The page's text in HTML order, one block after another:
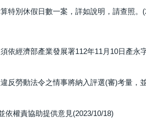
特別休假日數一案，詳如說明，請查照。
經濟部產業發展署112年11月10日產永
反勞動法令之情事將納入評選(審)考量，
依權責協助提供意見(2023/10/18)